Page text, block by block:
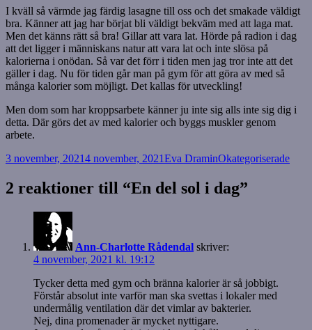
I kväll så värmde jag färdig lasagne till oss och det smakade väldigt
bra. Känner att jag har börjat bli väldigt bekväm med att laga mat.
Men det känns rätt så bra! Gillar att vara lat. Hörde på radion i dag
att det ligger i människans natur att vara lat och inte slösa på
kalorierna i onödan. Så var det förr i tiden men jag tror inte att det
gäller i dag. Nu för tiden går man på gym för att göra av med så
många kalorier som möjligt. Det kallas för utveckling!
Men dom som har kroppsarbete känner ju inte sig alls inte sig dig i
detta. Där görs det av med kalorier och byggs muskler genom
arbete.
Postat
3 november, 20214 november, 2021Författare
Eva DraminKategorier
Okategoriserade
2 reaktioner till “En del sol i dag”
Ann-Charlotte Rådendal skriver:
4 november, 2021 kl. 19:12
Tycker detta med gym och bränna kalorier är så jobbigt.
Förstår absolut inte varför man ska svettas i lokaler med
undermålig ventilation där det vimlar av bakterier.
Nej, dina promenader är mycket nyttigare.